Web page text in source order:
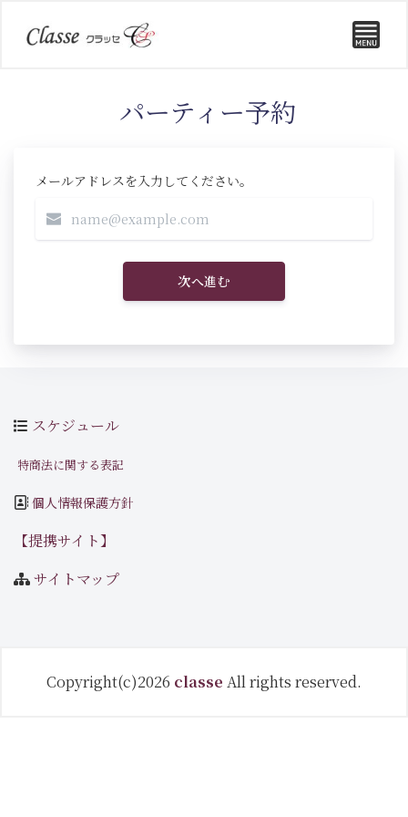
パーティー予約
メールアドレスを入力してください。
次へ進む
スケジュール
特商法に関する表記
個人情報保護方針
【提携サイト】
サイトマップ
Copyright(c)2026 classe All rights reserved.